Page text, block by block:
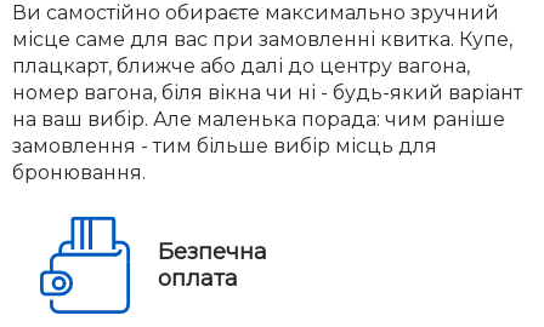
Ви самостійно обираєте максимально зручний
місце саме для вас при замовленні квитка. Купе,
плацкарт, ближче або далі до центру вагона,
номер вагона, біля вікна чи ні - будь-який варіант
на ваш вибір. Але маленька порада: чим раніше
замовлення - тим більше вибір місць для
бронювання.
Безпечна
оплата